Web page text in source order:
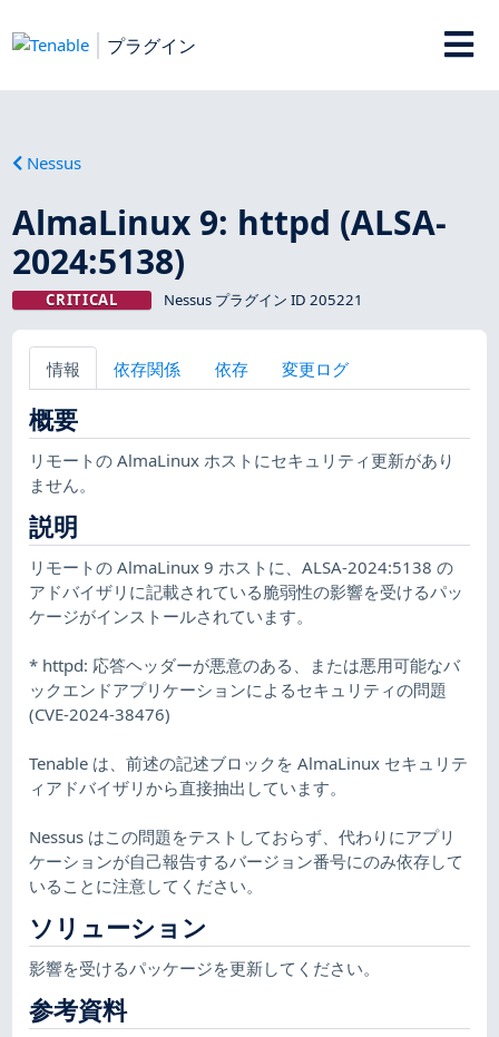
プラグイン
Nessus
AlmaLinux 9: httpd (ALSA-
2024:5138)
CRITICAL Nessus プラグイン ID 205221
情報 依存関係 依存 変更ログ
概要
リモートの AlmaLinux ホストにセキュリティ更新があり
ません。
説明
リモートの AlmaLinux 9 ホストに、ALSA-2024:5138 の
アドバイザリに記載されている脆弱性の影響を受けるパッ
ケージがインストールされています。
* httpd: 応答ヘッダーが悪意のある、または悪用可能なバ
ックエンドアプリケーションによるセキュリティの問題
(CVE-2024-38476)
Tenable は、前述の記述ブロックを AlmaLinux セキュリテ
ィアドバイザリから直接抽出しています。
Nessus はこの問題をテストしておらず、代わりにアプリ
ケーションが自己報告するバージョン番号にのみ依存して
いることに注意してください。
ソリューション
影響を受けるパッケージを更新してください。
参考資料